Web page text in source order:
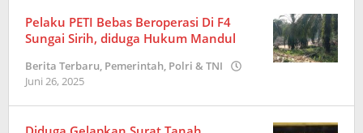
Pelaku PETI Bebas Beroperasi Di F4
Sungai Sirih, diduga Hukum Mandul
Berita Terbaru, Pemerintah, Polri & TNI
Juni 26, 2025